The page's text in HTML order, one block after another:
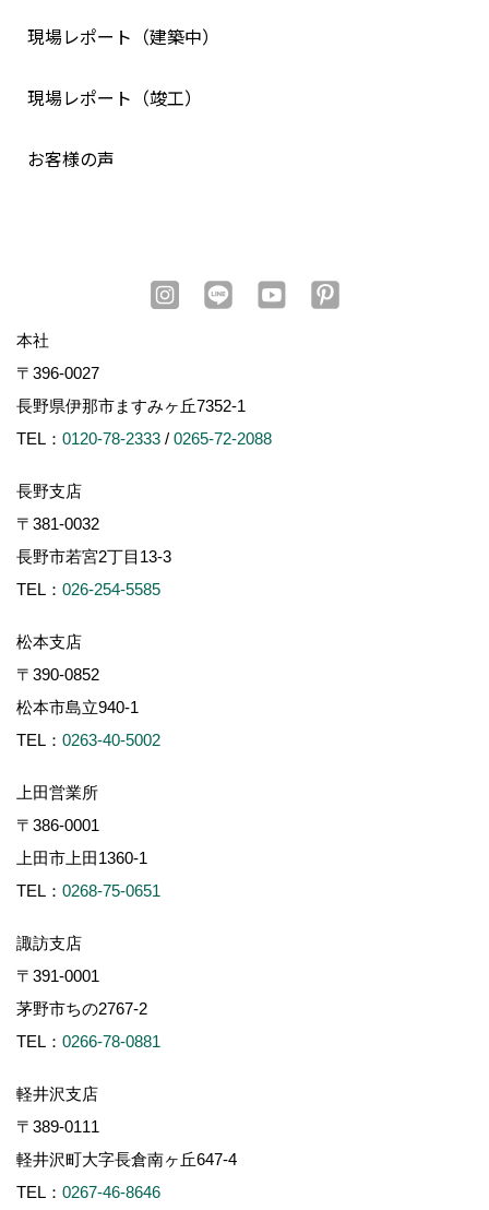
現場レポート（建築中）
現場レポート（竣工）
お客様の声
本社
〒396-0027
長野県伊那市ますみヶ丘7352-1
TEL： 0120-78-2333 / 0265-72-2088
長野支店
〒381-0032
長野市若宮2丁目13-3
TEL： 026-254-5585
松本支店
〒390-0852
松本市島立940-1
TEL： 0263-40-5002
上田営業所
〒386-0001
上田市上田1360-1
TEL： 0268-75-0651
諏訪支店
〒391-0001
茅野市ちの2767-2
TEL： 0266-78-0881
軽井沢支店
〒389-0111
軽井沢町大字長倉南ヶ丘647-4
TEL： 0267-46-8646